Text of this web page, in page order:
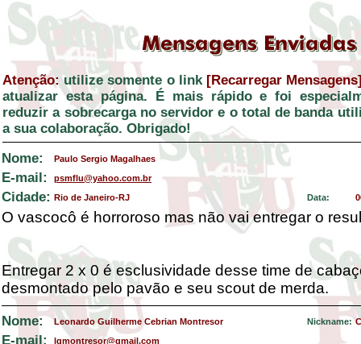
Atenção: utilize somente o link [Recarregar
atualizar esta página. É mais rápido e foi
reduzir a sobrecarga no servidor e o total de banda
a sua colaboração. Obrigado!
Nome:
Paulo Sergio Magalhaes
E-mail: psmflu@yahoo.com.br
Cidade: Rio de Janeiro-RJ Data:
O vascocô é horroroso mas não vai entregar o
Entregar 2 x 0 é esclusividade desse time de
desmontado pelo pavão e seu scout de merda.
Nome: Leonardo Guilherme Cebrian Montresor Nickname:
E-mail: lgmontresor@gmail.com